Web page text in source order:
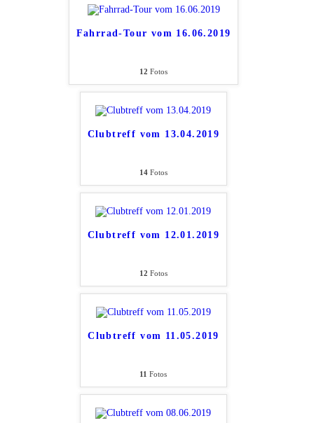
Fahrrad-Tour vom 16.06.2019
12 Fotos
Clubtreff vom 13.04.2019
14Fotos
Clubtreff vom 12.01.2019
12 Fotos
Clubtreff vom 11.05.2019
11 Fotos